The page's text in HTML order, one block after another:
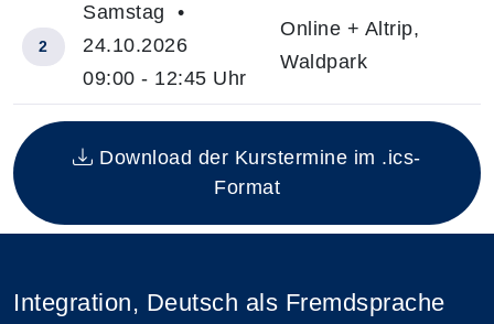
Insgesamt gibt es 2 Termine zum diesen Kurs
2
Samstag •
24.10.2026
09:00 - 12:45 Uhr
Online + Altrip,
Waldpark
Download der Kurstermine im .ics-
Format
Integration, Deutsch als Fremdsprache